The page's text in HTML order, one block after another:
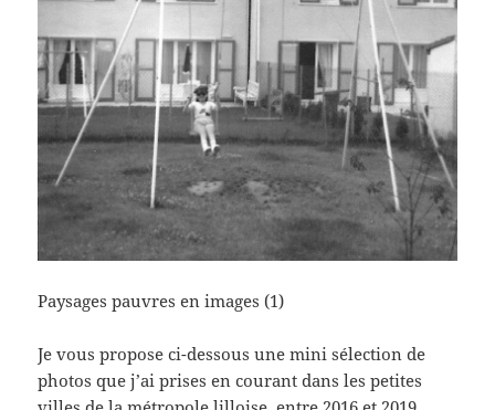
Paysages pauvres en images (1)
Je vous propose ci-dessous une mini sélection de
photos que j’ai prises en courant dans les petites